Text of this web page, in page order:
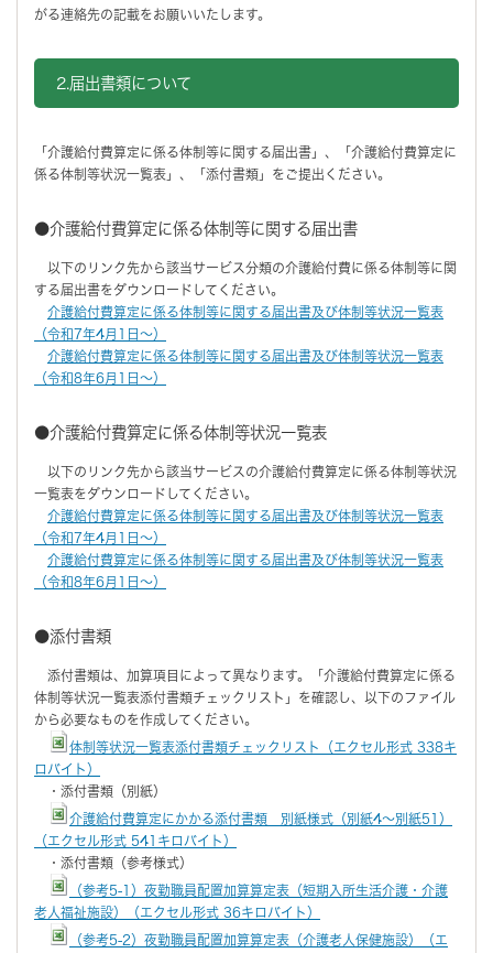
がる連絡先の記載をお願いいたします。
2.届出書類について
「介護給付費算定に係る体制等に関する届出書」、「介護給付費算定に
係る体制等状況一覧表」、「添付書類」をご提出ください。
●介護給付費算定に係る体制等に関する届出書
以下のリンク先から該当サービス分類の介護給付費に係る体制等に関
する届出書をダウンロードしてください。
介護給付費算定に係る体制等に関する届出書及び体制等状況一覧表
（令和7年4月1日～）
介護給付費算定に係る体制等に関する届出書及び体制等状況一覧表
（令和8年6月1日～）
●介護給付費算定に係る体制等状況一覧表
以下のリンク先から該当サービスの介護給付費算定に係る体制等状況
一覧表をダウンロードしてください。
介護給付費算定に係る体制等に関する届出書及び体制等状況一覧表
（令和7年4月1日～）
介護給付費算定に係る体制等に関する届出書及び体制等状況一覧表
（令和8年6月1日～）
●添付書類
添付書類は、加算項目によって異なります。「介護給付費算定に係る
体制等状況一覧表添付書類チェックリスト」を確認し、以下のファイル
から必要なものを作成してください。
体制等状況一覧表添付書類チェックリスト（エクセル形式 338キ
ロバイト）
・添付書類（別紙）
介護給付費算定にかかる添付書類 別紙様式（別紙4～別紙51）
（エクセル形式 541キロバイト）
・添付書類（参考様式）
（参考5-1）夜勤職員配置加算算定表（短期入所生活介護・介護
老人福祉施設）（エクセル形式 36キロバイト）
（参考5-2）夜勤職員配置加算算定表（介護老人保健施設）（エ